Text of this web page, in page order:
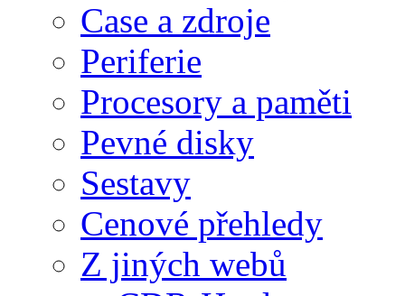
Case a zdroje
Periferie
Procesory a paměti
Pevné disky
Sestavy
Cenové přehledy
Z jiných webů